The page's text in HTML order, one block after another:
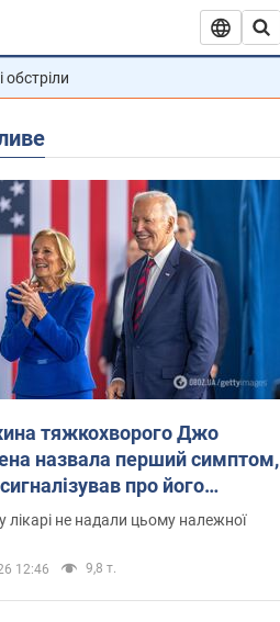
обстріли
тяжкохворого Джо
назвала перший симптом,
про його
рак
лікарі не надали цьому належної
12:46 9,8 т.